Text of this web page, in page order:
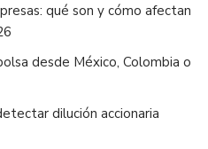
qué son y cómo afectan
desde México, Colombia o
dilución accionaria